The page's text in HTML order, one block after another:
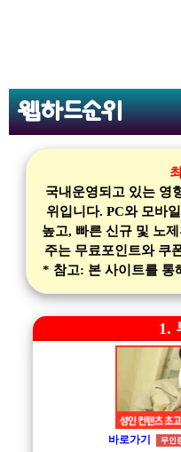
웹하드순위
국내운영되고 있는 영
위입니다. PC와 모바
높고, 빠른 신규 및 노
주는 무료포인트와 쿠
* 참고: 본 사이트를 통
1.
바로가기 무인